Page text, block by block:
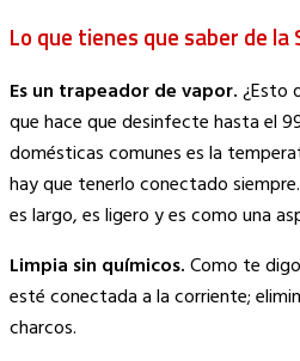
Lo que tienes que saber de
Es un trapeador de vapor.¿Esto
que hace que desinfecte hasta el
domésticas comunes es la
hay que tenerlo conectado
es largo, es ligero y es como una
Limpia sin químicos.Como te
esté conectada a la corriente;
charcos.